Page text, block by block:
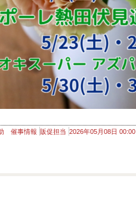
催事情報 販促担当 2026年05月08日 00:00